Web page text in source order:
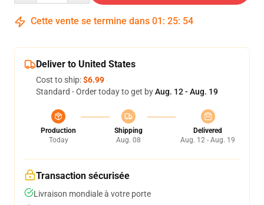
Cette vente se termine dans 01 : 25: 54
Deliver to United States
Cost to ship:$6.99
Standard - Order today to get byAug. 12 - Aug. 19
Production
Today
Shipping
Aug. 08
Delivered
Aug. 12 - Aug. 19
Transaction sécurisée
Livraison mondiale à votre porte